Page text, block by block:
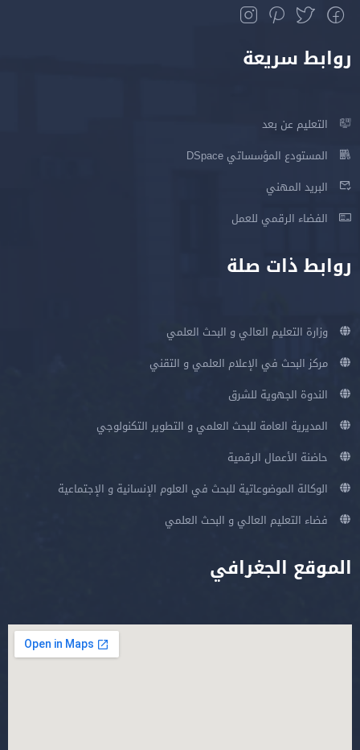
روابط سريعة
التعليم عن بعد
المستودع المؤسساتي DSpace
البريد المهني
الفضاء الرقمي للعمل
روابط ذات صلة
وزارة التعليم العالي و البحث العلمي
مركز البحث في الإعلام العلمي و التقني
الندوة الجهوية للشرق
المديرية العامة للبحث العلمي و التطوير التكنولوجي
حاضنة الأعمال الرقمية
الوكالة الموضوعاتية للبحث في العلوم الإنسانية و الإجتماعية
فضاء التعليم العالي و البحث العلمي
الموقع الجغرافي